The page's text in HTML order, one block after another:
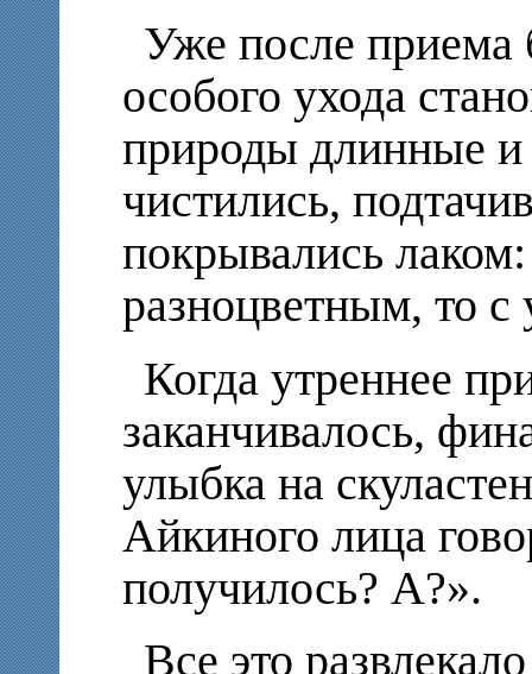
Уже после приема
особого ухода
природы длинные и
чистились,
покрывались
разноцветным, то с
Когда утреннее
заканчивалось,
улыбка на
Айкиного лица
получилось? А?».
Все это